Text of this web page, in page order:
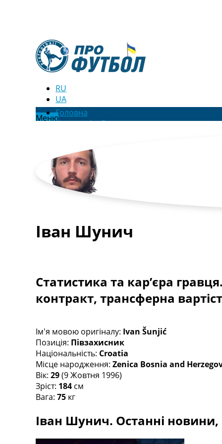
RU
UA
МенюГоловна
Новини футболу
Футбольні трансфери
Останні коментарі
Конкурс прогнозів
Логін
Рейтінги
Турніри
Чемпіонат Світу
Англія. Прем’єр-Ліга
Іспанія. Ла Ліга
Ще Турніри >>>
Чемпіонат Світу. Турнирні таблиці
Таблиця УПЛ
Перша Ліга
Таблиця АПЛ
Таблиця Ла Ліги
Таблиця Ліги Чемпіонів
Рейтинг країн УЄФА
Рейтинг клубів УЄФА
Рейтинг ФІФА
Іван Шунич
Статистика та кар’єра
контракт, трансферна
Ім'я мовою оригіналу: Ivan Šunjić
Позиція: Півзахисник
Національність: Croatia
Місце народження: Zenica Bosnia and
Вік: 29(9 Жовтня 1996)
Зріст: 184 см
Вага: 75 кг
Іван Шунич. Останні новини,